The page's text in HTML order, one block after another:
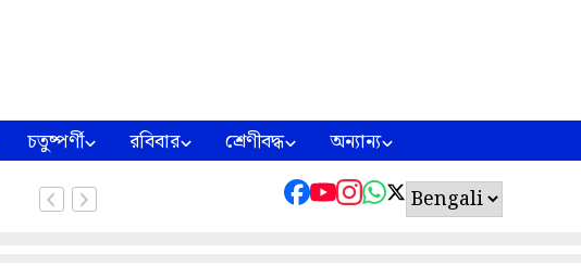
চতুষ্পর্ণী রবিবার শ্রেণীবদ্ধ অন্যান্য